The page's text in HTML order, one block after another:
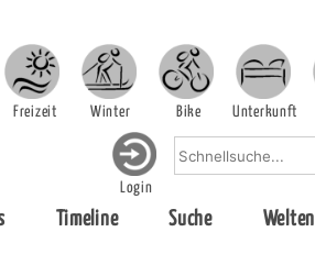
Freizeit Winter Bike Unterkunft
Login
Timeline Suche Welten